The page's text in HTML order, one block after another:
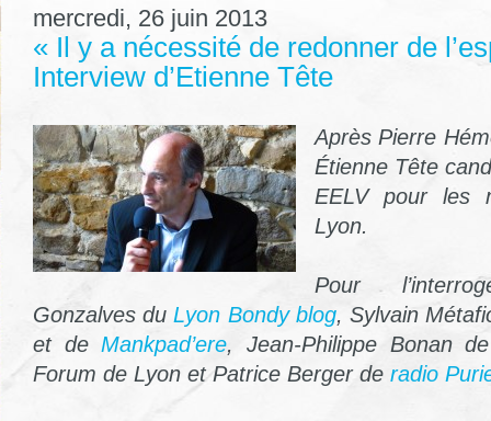
mercredi, 26 juin 2013
« Il y a nécessité de redonner de
Interview d’Etienne Tête
Après Pierre
Étienne Tête
EELV pour les
Lyon.
Pour
Gonzalves duLyon Bondy blog, Sylvain
et deMankpad’ere, Jean-Philippe Bonan
Forum de Lyon et Patrice Berger de radio